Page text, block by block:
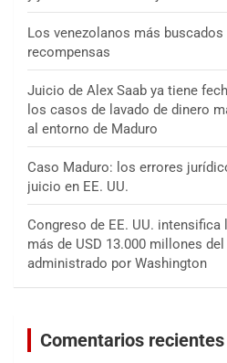
Los venezolanos más buscados
recompensas
Juicio de Alex Saab ya tiene
los casos de lavado de dinero
al entorno de Maduro
Caso Maduro: los errores
juicio en EE. UU.
Congreso de EE. UU.
más de USD 13.000 millones
administrado por Washington
Comentarios recientes